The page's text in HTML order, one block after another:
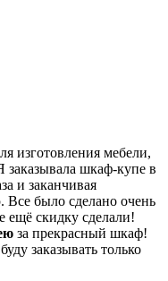
изготовления мебели,
шкаф-купе в
и заканчивая
было сделано очень
ещё скидку сделали!
за прекрасный шкаф!
заказывать только